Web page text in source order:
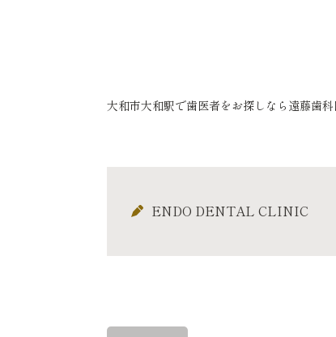
山
大和市大和駅で歯医者をお探しなら遠藤歯
ENDO DENTAL CLINIC